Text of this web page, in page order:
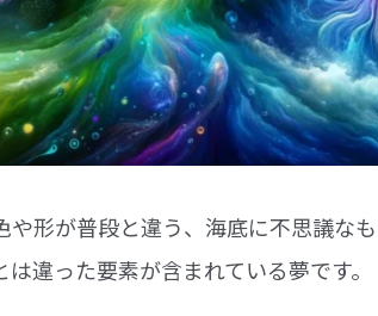
や形が普段と違う、海底に不思議な
違った要素が含まれている夢です。